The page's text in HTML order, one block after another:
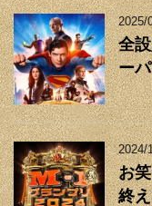
2025/
全
ー
2024/
お
終